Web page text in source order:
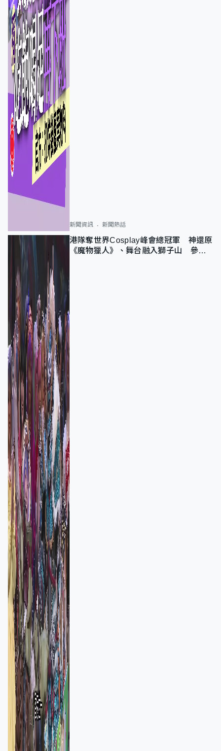
新聞資訊 新聞熱話
港隊奪世界Cosplay峰會總冠軍 神還原
《魔物獵人》、舞台融入獅子山 參賽